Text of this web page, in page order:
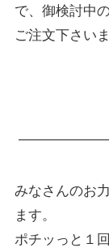
で、御検討中
ご注文下さい
みなさんのお
ます。
ポチッっと１